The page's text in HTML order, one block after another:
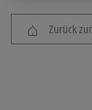
Zurück